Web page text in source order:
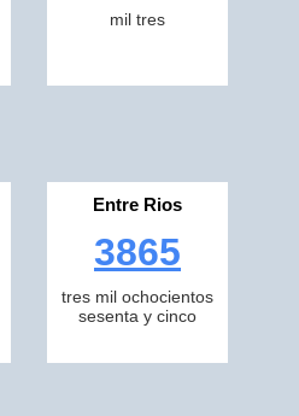
mil tres
Entre Rios
3865
tres mil ochocientos
sesenta y cinco